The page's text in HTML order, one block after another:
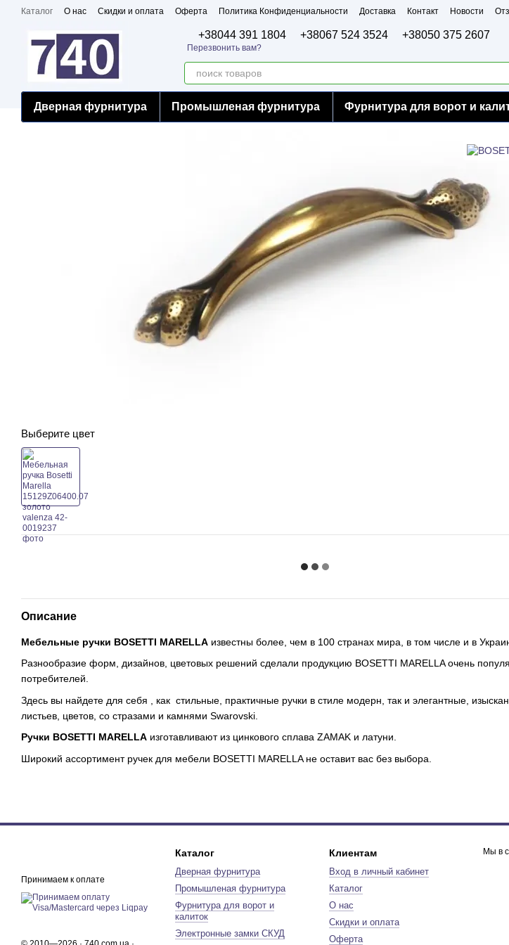
Перейти к основному контенту
Каталог О нас Скидки и оплата Оферта Политика Конфиденциальности Доставка Контакт Новости
+38044 391 1804 +38067 524 3524 +38050 375 2607
Перезвонить вам?
Дверная фурнитура Промышленая фурнитура Фурнитура для ворот и
Выберите цвет
Описание
Мебельные ручки BOSETTI MARELLA известны более, чем в 100 странах мира, в том числе и в
Разнообразие форм, дизайнов, цветовых решений сделали продукцию BOSETTI MARELLA очень
потребителей.
Здесь вы найдете для себя , как стильные, практичные ручки в стиле модерн, так и элегантные,
листьев, цветов, со стразами и камнями Swarovski.
Ручки BOSETTI MARELLA изготавливают из цинкового сплава ZAMAK и латуни.
Широкий ассортимент ручек для мебели BOSETTI MARELLA не оставит вас без выбора.
Принимаем к оплате
Каталог
Дверная фурнитура
Промышленая фурнитура
Фурнитура для ворот и
калиток
Электронные замки СКУД
Клиентам
Вход в личный кабинет
Каталог
О нас
Скидки и оплата
Оферта
Мы в